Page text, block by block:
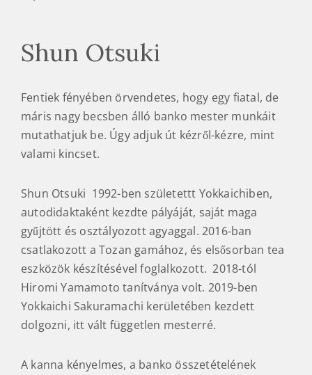
Shun Otsuki
Fentiek fényében örvendetes, hogy egy fiatal, de
máris nagy becsben álló banko mester munkáit
mutathatjuk be. Úgy adjuk út kézről-kézre, mint
valami kincset.
Shun Otsuki 1992-ben születettt Yokkaichiben,
autodidaktaként kezdte pályáját, saját maga
gyűjtött és osztályozott agyaggal. 2016-ban
csatlakozott a Tozan gamához, és elsősorban tea
eszközök készítésével foglalkozott. 2018-tól
Hiromi Yamamoto tanítványa volt. 2019-ben
Yokkaichi Sakuramachi kerületében kezdett
dolgozni, itt vált független mesterré.
A kanna kényelmes, a banko összetételének